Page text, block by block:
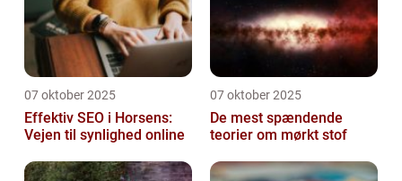
07 oktober 2025
Effektiv SEO i Horsens:
Vejen til synlighed online
07 oktober 2025
De mest spændende
teorier om mørkt stof